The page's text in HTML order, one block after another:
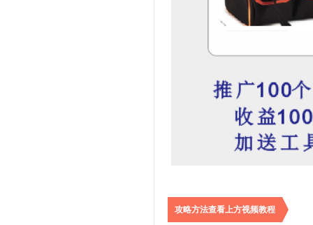
攻略方法查看上方视频教程